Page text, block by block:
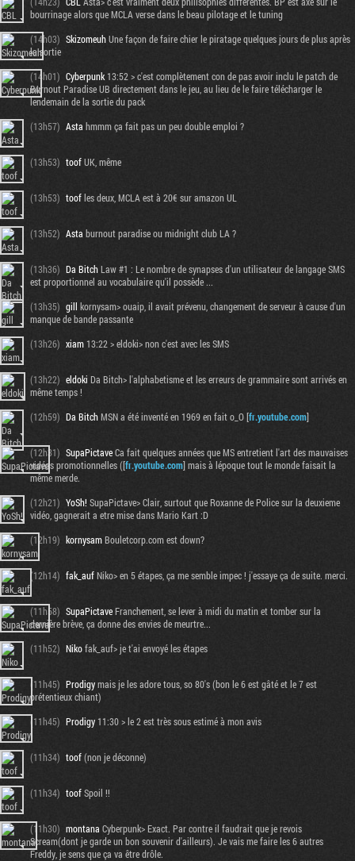
bourrinage alors que MCLA verse dans le beau pilotage et le tuning
(14h03) SkizomeuhUne façon de faire chier le piratage quelques jours de plus après
la sortie
(14h01) Cyberpunk 13:52 > c'est complètement con de pas avoir inclu le patch de
Burnout Paradise UB directement dans le jeu, au lieu de le faire télécharger le
lendemain de la sortie du pack
(13h57) Asta hmmm ça fait pas un peu double emploi ?
(13h53) toofUK, même
(13h53) toofles deux, MCLA est à 20€ sur amazon UL
(13h52) Asta burnout paradise ou midnight club LA ?
(13h36) Da BitchLaw #1 : Le nombre de synapses d'un utilisateur de langage SMS
est proportionnel au vocabulaire qu'il possède ...
(13h35) gill kornysam> ouaip, il avait prévenu, changement de serveur à cause d'un
manque de bande passante
(13h26) xiam13:22 > eldoki> non c'est avec les SMS
(13h22) eldoki Da Bitch> l'alphabetisme et les erreurs de grammaire sont arrivés en
même temps !
(12h59) Da BitchMSN a été inventé en 1969 en fait o_O [fr.youtube.com]
(12h31) SupaPictaveCa fait quelques années que MS entretient l'art des mauvaises
vidéos promotionnelles ([fr.youtube.com] mais à lépoque tout le monde faisait la
même merde.
(12h21) YoSh! SupaPictave> Clair, surtout que Roxanne de Police sur la deuxieme
vidéo, gagnerait a etre mise dans Mario Kart :D
(12h19) kornysamBouletcorp.com est down?
(12h14) fak_aufNiko> en 5 étapes, ça me semble impec ! j'essaye ça de suite. merci.
(11h58) SupaPictaveFranchement, se lever à midi du matin et tomber sur la
dernière brève, ça donne des envies de meurtre...
(11h52) Nikofak_auf> je t'ai envoyé les étapes
(11h45) Prodigymais je les adore tous, so 80's (bon le 6 est gâté et le 7 est
prétentieux chiant)
(11h45) Prodigy11:30 > le 2 est très sous estimé à mon avis
(11h34) toof(non je déconne)
(11h34) toofSpoil !!
(11h30) montana Cyberpunk> Exact. Par contre il faudrait que je revois
Scream(dont je garde un bon souvenir d'ailleurs). Je vais me faire les 6 autres
Freddy, je sens que ça va être drôle.